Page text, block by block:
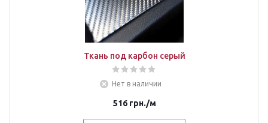
Ткань под карбон серый
Нет в наличии
516грн./м